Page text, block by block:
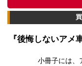
『後悔しないアメ
小冊子には、